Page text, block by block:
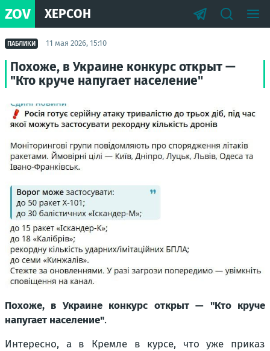
ZOV ХЕРСОН
ПАБЛИКИ 11 мая 2026, 15:10
Похоже, в Украине конкурс открыт —
"Кто круче напугает население"
Похоже, в Украине конкурс открыт — "Кто круче
напугает население".
Интересно, а в Кремле в курсе, что уже приказ